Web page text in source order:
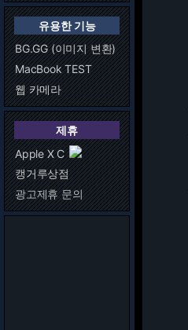
유용한 기능
BG.GG (이미지 변환)
MacBook TEST
웹 카메라
제휴
Apple X C
캥거루상점
광고제휴 문의